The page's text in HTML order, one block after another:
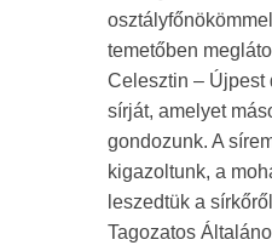
temetőben
Celesztin – Újpest
sírját, amelyet
gondozunk. A
kigazoltunk, a
leszedtük a
Tagozatos